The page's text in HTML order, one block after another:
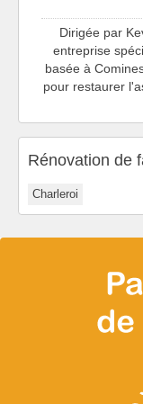
Dirigée par
entreprise
basée à
pour restaurer
Rénovation de
Charleroi